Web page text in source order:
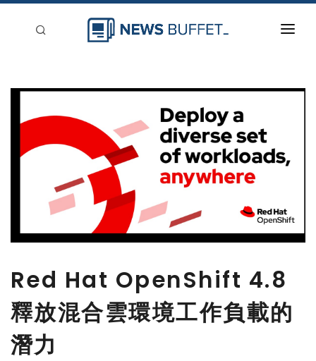
新聞稿分類
Red Hat OpenShift 4.8
釋放混合雲環境工作負載的
潛力